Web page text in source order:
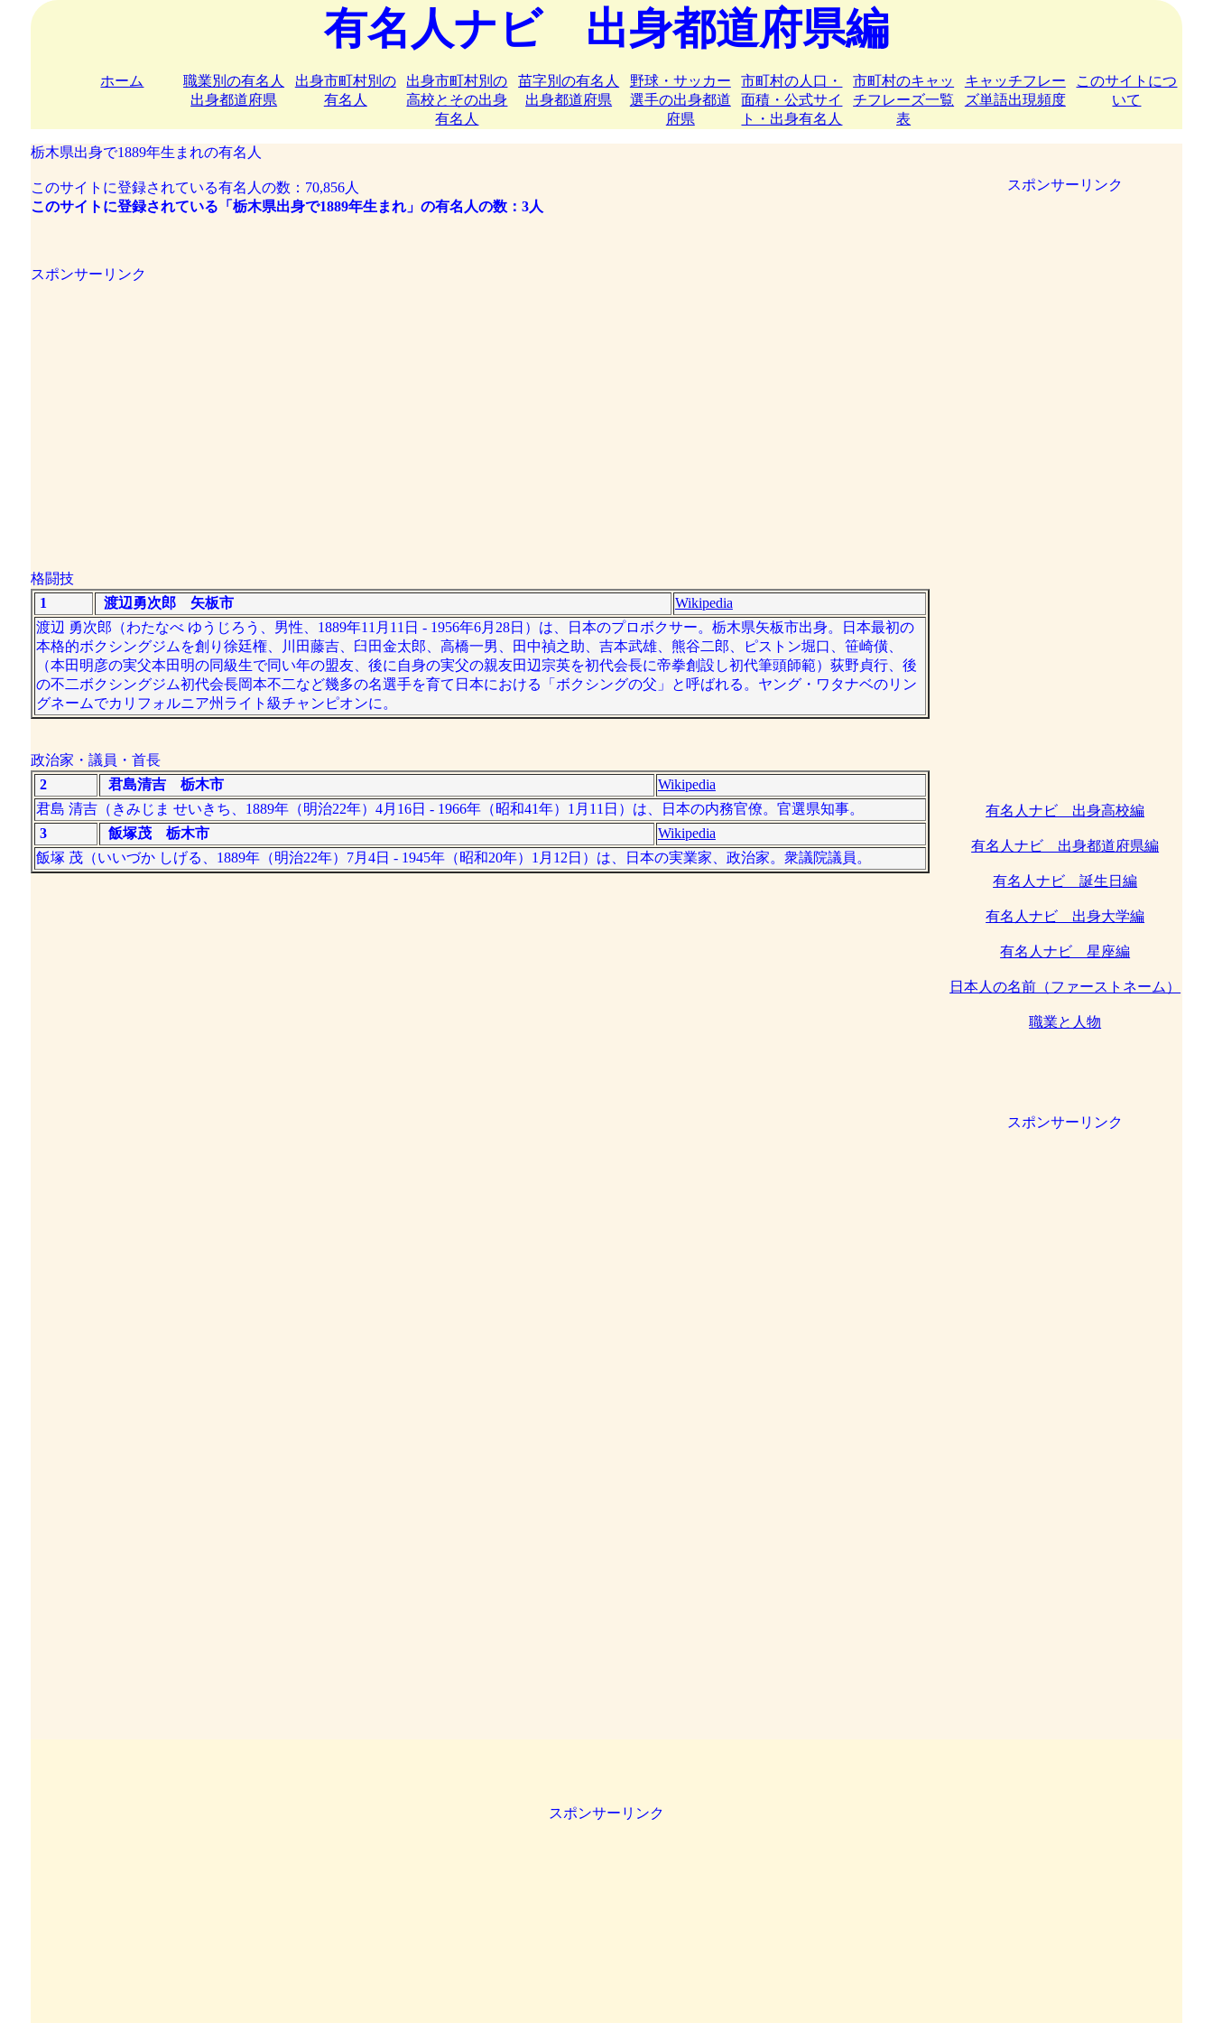
有名人ナビ 出身都道府県編
ホーム
職業別の有名人
出身都道府県
出身市町村別の
有名人
出身市町村別の
高校とその出身
有名人
苗字別の有名人
出身都道府県
野球・サッカー
選手の出身都道
府県
市町村の人口・
面積・公式サイ
ト・出身有名人
市町村のキャッ
チフレーズ一覧
表
キャッチフレー
ズ単語出現頻度
このサイトにつ
いて
栃木県出身で1889年生まれの有名人
このサイトに登録されている有名人の数：70,856人
このサイトに登録されている「栃木県出身で1889年生まれ」の有名人の数：3人
スポンサーリンク
格闘技
1
渡辺勇次郎 矢板市
Wikipedia
渡辺 勇次郎（わたなべ ゆうじろう、男性、1889年11月11日 - 1956年6月28日）は、日本のプロボクサー。栃木県矢板市出身。日本最初の
本格的ボクシングジムを創り徐廷権、川田藤吉、臼田金太郎、高橋一男、田中禎之助、吉本武雄、熊谷二郎、ピストン堀口、笹崎僙、
（本田明彦の実父本田明の同級生で同い年の盟友、後に自身の実父の親友田辺宗英を初代会長に帝拳創設し初代筆頭師範）荻野貞行、後
の不二ボクシングジム初代会長岡本不二など幾多の名選手を育て日本における「ボクシングの父」と呼ばれる。ヤング・ワタナベのリン
グネームでカリフォルニア州ライト級チャンピオンに。
政治家・議員・首長
2
君島清吉 栃木市
Wikipedia
君島 清吉（きみじま せいきち、1889年（明治22年）4月16日 - 1966年（昭和41年）1月11日）は、日本の内務官僚。官選県知事。
3
飯塚茂 栃木市
Wikipedia
飯塚 茂（いいづか しげる、1889年（明治22年）7月4日 - 1945年（昭和20年）1月12日）は、日本の実業家、政治家。衆議院議員。
スポンサーリンク
有名人ナビ 出身高校編
有名人ナビ 出身都道府県編
有名人ナビ 誕生日編
有名人ナビ 出身大学編
有名人ナビ 星座編
日本人の名前（ファーストネーム）
職業と人物
スポンサーリンク
スポンサーリンク